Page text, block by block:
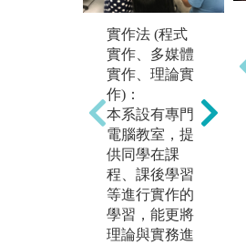
實作法 (程式
實作、多媒體
實作、理論實
作)：
本系設有專門
電腦教室，提
供同學在課
程、課後學習
等進行實作的
學習，能更將
理論與實務進